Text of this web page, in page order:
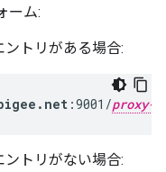
ーム:
ントリがある場合:
:9001/proxy-
ントリがない場合: